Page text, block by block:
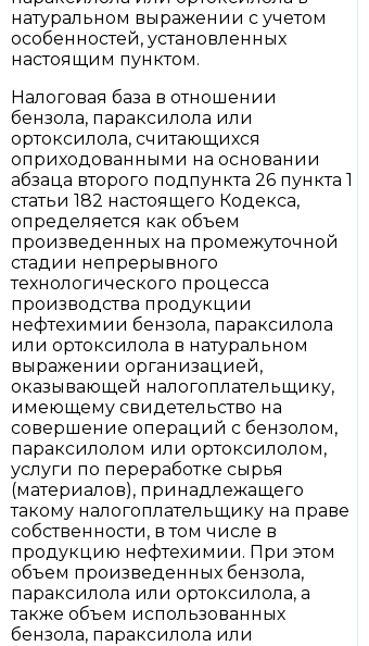
натуральном выражении с учетом
особенностей, установленных
настоящим пунктом.
Налоговая база в отношении
бензола, параксилола или
ортоксилола, считающихся
оприходованными на основании
абзаца второго подпункта 26 пункта 1
статьи 182 настоящего Кодекса,
определяется как объем
произведенных на промежуточной
стадии непрерывного
технологического процесса
производства продукции
нефтехимии бензола, параксилола
или ортоксилола в натуральном
выражении организацией,
оказывающей налогоплательщику,
имеющему свидетельство на
совершение операций с бензолом,
параксилолом или ортоксилолом,
услуги по переработке сырья
(материалов), принадлежащего
такому налогоплательщику на праве
собственности, в том числе в
продукцию нефтехимии. При этом
объем произведенных бензола,
параксилола или ортоксилола, а
также объем использованных
бензола, параксилола или